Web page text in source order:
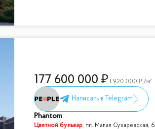
177 600 000 1 920 000 /м²
Phantom
Цветной бульвар, пл. Малая Сухаревская, 6